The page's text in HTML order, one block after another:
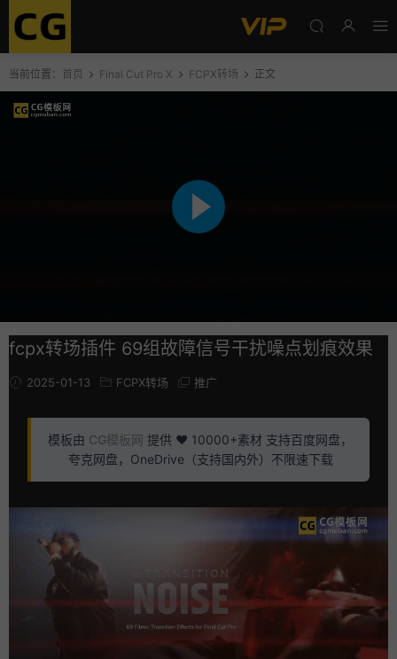
当前位置： 首页 Final Cut Pro X FCPX转场 正文
fcpx转场插件 69组故障信号干扰噪点划痕效果
2025-01-13 FCPX转场 推广
模板由 CG模板网 提供 ❤️ 10000+素材 支持百度网盘，
夸克网盘，OneDrive（支持国内外）不限速下载